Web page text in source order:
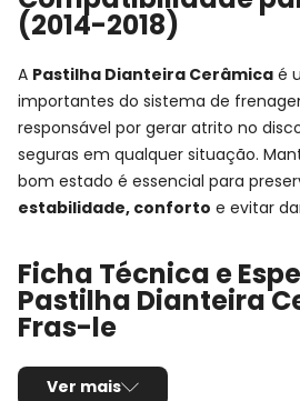
(2014-2018)
A Pastilha Dianteira Cerâmica é
importantes do sistema de
responsável por gerar atrito no
seguras em qualquer situação.
bom estado é essencial para
estabilidade, conforto e evitar
Ficha Técnica e
Pastilha Dianteira
Fras-le
Montadora:
Ver mais